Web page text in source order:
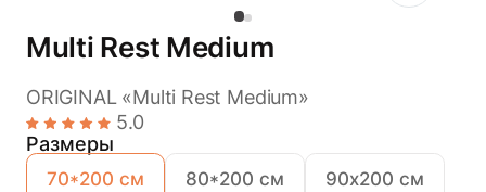
Multi Rest Medium
ORIGINAL «Multi Rest Medium»
5.0
Размеры
70*200 см 80*200 см 90х200 см